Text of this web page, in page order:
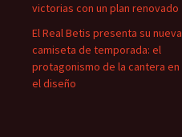
victorias con un plan renovado
El Real Betis presenta su nueva
camiseta de temporada: el
protagonismo de la cantera en
el diseño